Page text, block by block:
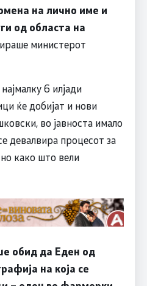
на лично име и
од областа на
министерот
6 илјади
ќе добијат и нови
во јавноста имало
девалвира процесот за
како што вели
обид да Еден од
на која се